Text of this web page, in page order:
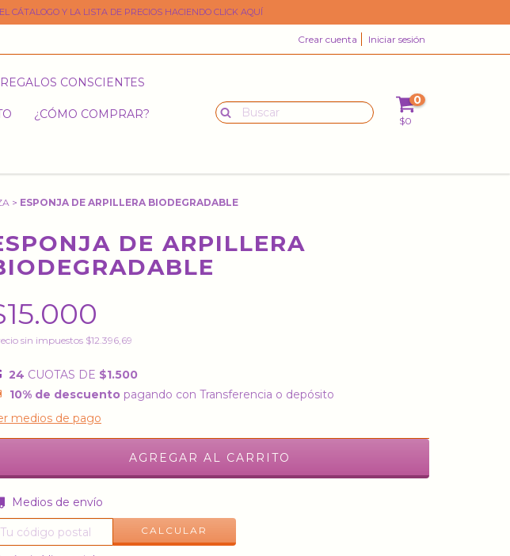
CÁTALOGO Y LA LISTA DE PRECIOS HACIENDO CLICK AQUÍ
Crear cuenta Iniciar sesión
REGALOS CONSCIENTES
¿CÓMO COMPRAR?
0
$0
> ESPONJA DE ARPILLERA BIODEGRADABLE
DE ARPILLERA
sin impuestos $12.396,69
24 CUOTAS DE $1.500
10% de descuento pagando con Transferencia o depósito
medios de pago
para el CP:
Medios de envío
CALCULAR